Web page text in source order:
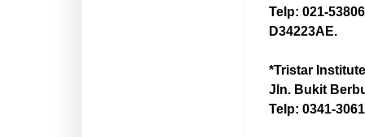
Telp: 021-
D34223AE.
*Tristar
Jln. Bukit
Telp: 0341-